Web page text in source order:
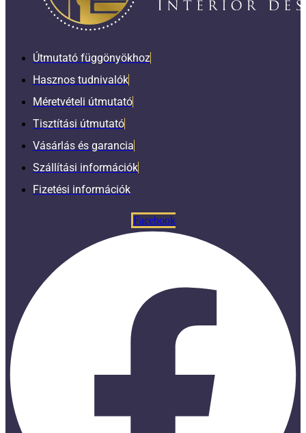
Útmutató függönyökhoz
Hasznos tudnivalók
Méretvételi útmutató
Tisztítási útmutató
Vásárlás és garancia
Szállítási információk
Fizetési információk
Facebook